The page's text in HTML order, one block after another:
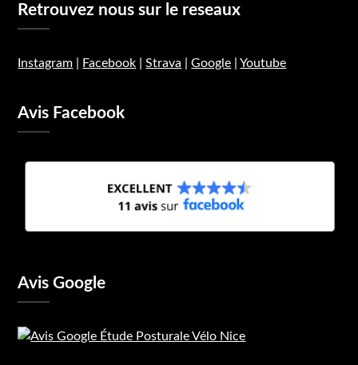
Retrouvez nous sur le reseaux
Instagram Facebook |Strava |Google |Youtube
Avis Facebook
Avis Google